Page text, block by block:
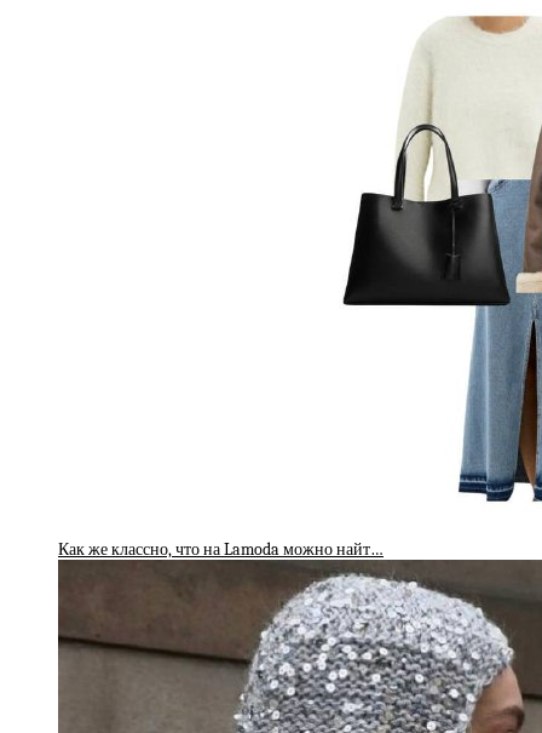
Как же классно, что на Lamoda можно найт…